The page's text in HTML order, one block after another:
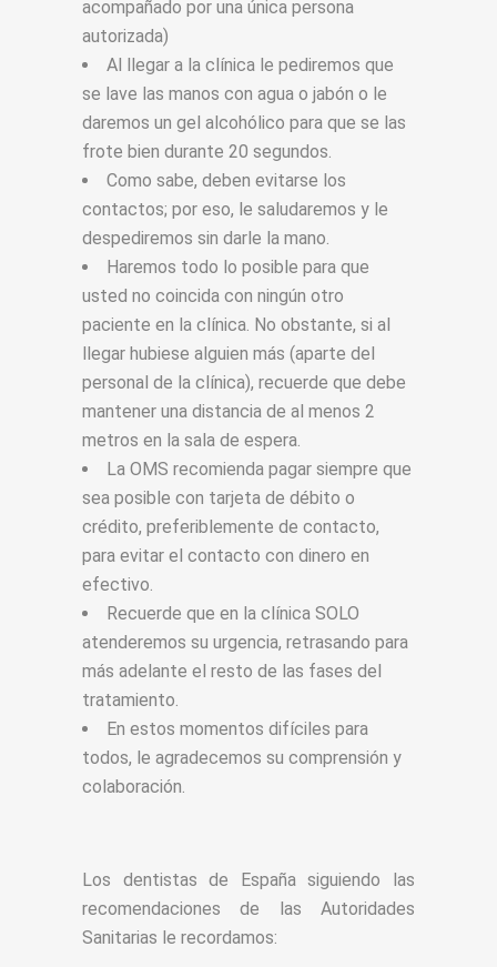
acompañado por una única persona
autorizada)
Al llegar a la clínica le pediremos que
se lave las manos con agua o jabón o le
daremos un gel alcohólico para que se las
frote bien durante 20 segundos.
Como sabe, deben evitarse los
contactos; por eso, le saludaremos y le
despediremos sin darle la mano.
Haremos todo lo posible para que
usted no coincida con ningún otro
paciente en la clínica. No obstante, si al
llegar hubiese alguien más (aparte del
personal de la clínica), recuerde que debe
mantener una distancia de al menos 2
metros en la sala de espera.
La OMS recomienda pagar siempre que
sea posible con tarjeta de débito o
crédito, preferiblemente de contacto,
para evitar el contacto con dinero en
efectivo.
Recuerde que en la clínica SOLO
atenderemos su urgencia, retrasando para
más adelante el resto de las fases del
tratamiento.
En estos momentos difíciles para
todos, le agradecemos su comprensión y
colaboración.
Los dentistas de España siguiendo las
recomendaciones de las Autoridades
Sanitarias le recordamos: